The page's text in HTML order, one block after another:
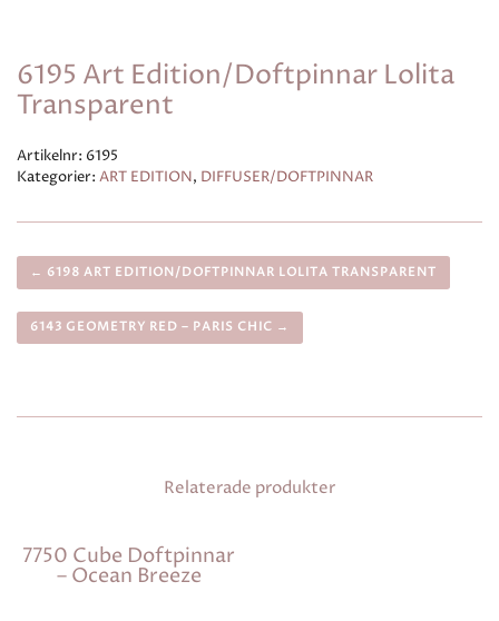
6195 Art Edition/Doftpinnar Lolita
Transparent
Artikelnr: 6195
Kategorier: ART EDITION, DIFFUSER/DOFTPINNAR
← 6198 ART EDITION/DOFTPINNAR LOLITA TRANSPARENT
6143 GEOMETRY RED – PARIS CHIC →
Relaterade produkter
7750 Cube Doftpinnar
– Ocean Breeze